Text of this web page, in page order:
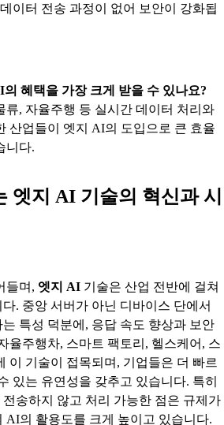
이터 전송 과정이 없어 보안이 강화됩
혜택을 가장 크게 받을 수 있나요?
류, 자율주행 등 실시간 데이터 처리와
산업들이 엣지 AI의 도입으로 큰 효율
니다.
엣지 AI 기술의 혁신과 시
들며, 엣지 AI 기술은 산업 전반에 걸쳐
. 중앙 서버가 아닌 디바이스 단에서
특성 덕분에, 응답 속도 향상과 보안
율주행차, 스마트 팩토리, 헬스케어, 스
이 기술이 접목되며, 기업들은 더 빠르
있는 유연성을 갖추고 있습니다. 특히
송하지 않고 처리 가능한 점은 규제가
AI의 활용도를 크게 높이고 있습니다.